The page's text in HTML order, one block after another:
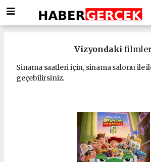
Vizyondaki filmler
Sinama saatleri için, sinama salonu ile
geçebilirsiniz.